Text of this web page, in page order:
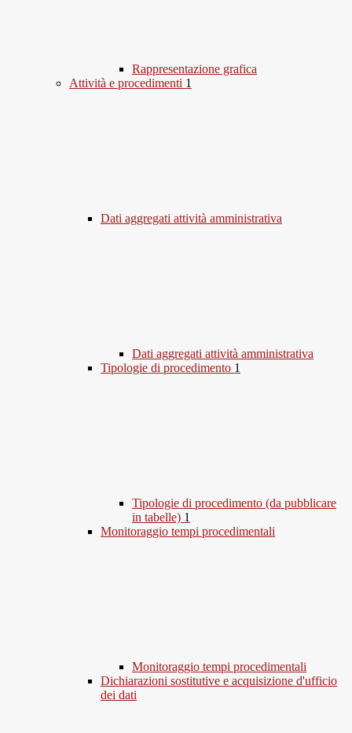
Rappresentazione grafica
Attività e procedimenti 1
Dati aggregati attività amministrativa
Dati aggregati attività amministrativa
Tipologie di procedimento 1
Tipologie di procedimento (da pubblicare
in tabelle) 1
Monitoraggio tempi procedimentali
Monitoraggio tempi procedimentali
Dichiarazioni sostitutive e acquisizione d'ufficio
dei dati